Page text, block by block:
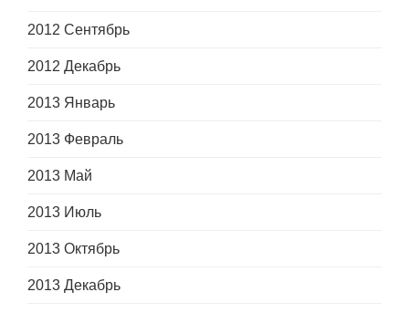
2012 Сентябрь
2012 Декабрь
2013 Январь
2013 Февраль
2013 Май
2013 Июль
2013 Октябрь
2013 Декабрь